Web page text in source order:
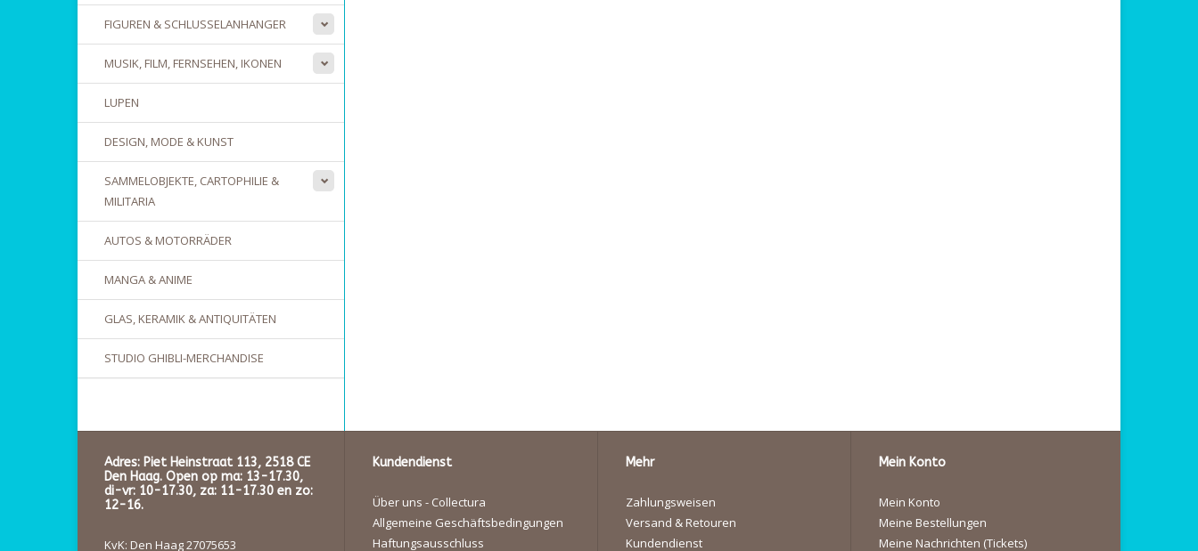
FIGUREN & SCHLUSSELANHANGER
MUSIK, FILM, FERNSEHEN, IKONEN
LUPEN
DESIGN, MODE & KUNST
SAMMELOBJEKTE, CARTOPHILIE &
MILITARIA
AUTOS & MOTORRÄDER
MANGA & ANIME
GLAS, KERAMIK & ANTIQUITÄTEN
STUDIO GHIBLI-MERCHANDISE
Adres: Piet Heinstraat 113, 2518 CE
Den Haag. Open op ma: 13-17.30,
di-vr: 10-17.30, za: 11-17.30 en zo:
12-16.
KvK: Den Haag 27075653
Kundendienst
Über uns - Collectura
Allgemeine Geschäftsbedingungen
Haftungsausschluss
Mehr
Zahlungsweisen
Versand & Retouren
Kundendienst
Mein Konto
Mein Konto
Meine Bestellungen
Meine Nachrichten (Tickets)